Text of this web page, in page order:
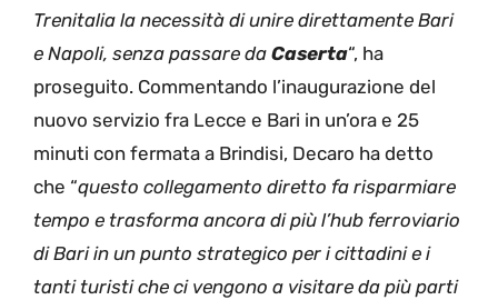
Trenitalia la necessità di unire direttamente Bari
e Napoli, senza passare da Caserta“, ha
proseguito. Commentando l’inaugurazione del
nuovo servizio fra Lecce e Bari in un’ora e 25
minuti con fermata a Brindisi, Decaro ha detto
che “questo collegamento diretto fa risparmiare
tempo e trasforma ancora di più l’hub ferroviario
di Bari in un punto strategico per i cittadini e i
tanti turisti che ci vengono a visitare da più parti